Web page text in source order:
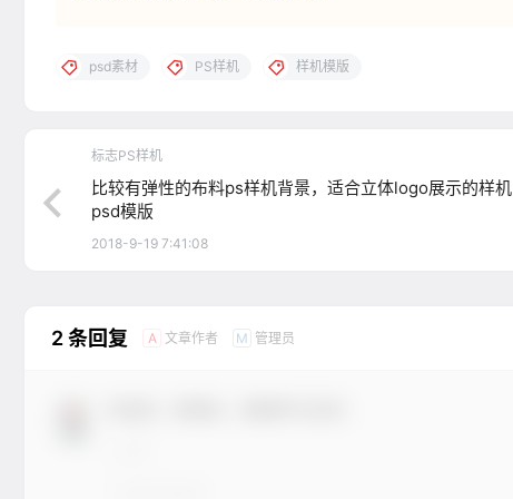
psd素材 PS样机 样机模版
标志PS样机
比较有弹性的布料ps样机背景，适合立体logo展示的样机
psd模版
2018-9-19 7:41:08
2 条回复 A 文章作者 M 管理员